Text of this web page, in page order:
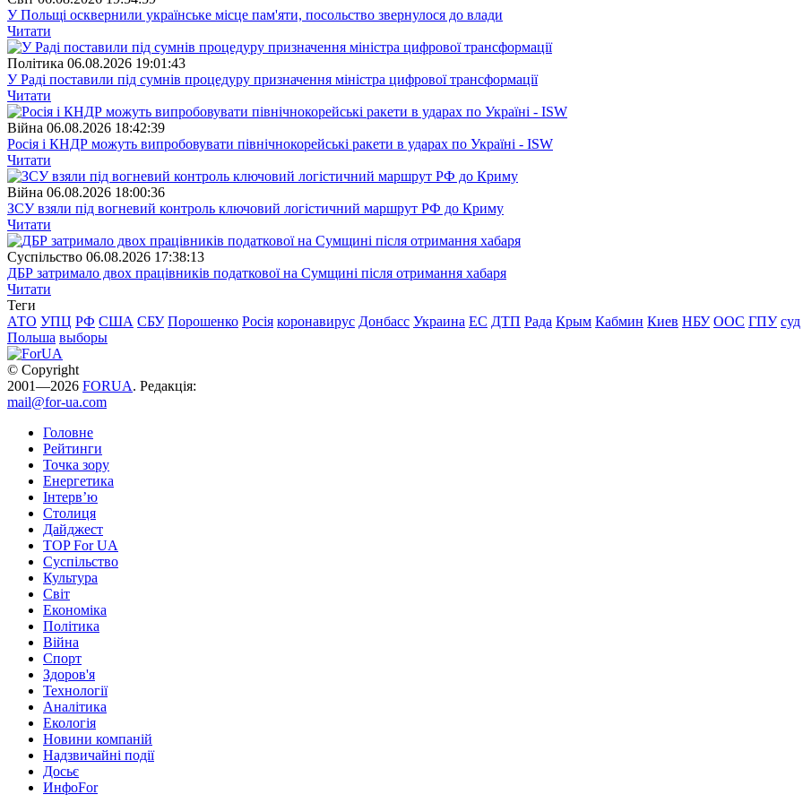
У Польщі осквернили українське місце пам'яти, посольство звернулося до влади
Читати
Полiтика 06.08.2026 19:01:43
У Раді поставили під сумнів процедуру призначення міністра цифрової трансформації
Читати
Війна 06.08.2026 18:42:39
Росія і КНДР можуть випробовувати північнокорейські ракети в ударах по Україні - ISW
Читати
Війна 06.08.2026 18:00:36
ЗСУ взяли під вогневий контроль ключовий логістичний маршрут РФ до Криму
Читати
Суспiльство 06.08.2026 17:38:13
ДБР затримало двох працівників податкової на Сумщині після отримання хабаря
Читати
Теги
АТО УПЦ РФ США СБУ Порошенко Росія коронавирус Донбасс Украина ЕС ДТП Рада Крым Кабмин Киев НБУ ООС ГПУ суд
Польша выборы
© Copyright
2001—2026 FORUA. Редакція:
mail@for-ua.com
Головне
Рейтинги
Точка зору
Енергетика
Інтерв’ю
Столиця
Дайджест
TOP For UA
Суспiльство
Культура
Світ
Економіка
Політика
Війна
Спорт
Здоров'я
Технології
Аналітика
Екологія
Новини компаній
Надзвичайні події
Досьє
ИнфоFor